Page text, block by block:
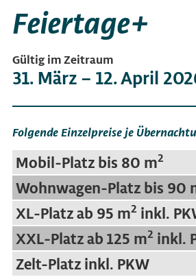
Feiertage+
Gültig im Zeitraum
31. März – 12. April
Folgende Einzelpreise je
Mobil-Platz bis 80 m2
Wohnwagen-Platz bis 90
XL-Platz ab 95 m2 inkl.
XXL-Platz ab 125 m2 inkl.
Zelt-Platz inkl. PKW